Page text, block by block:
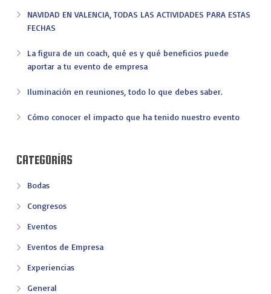
NAVIDAD EN VALENCIA, TODAS LAS ACTIVIDADES PARA ESTAS
FECHAS
La figura de un coach, qué es y qué beneficios puede
aportar a tu evento de empresa
Iluminación en reuniones, todo lo que debes saber.
Cómo conocer el impacto que ha tenido nuestro evento
CATEGORÍAS
Bodas
Congresos
Eventos
Eventos de Empresa
Experiencias
General